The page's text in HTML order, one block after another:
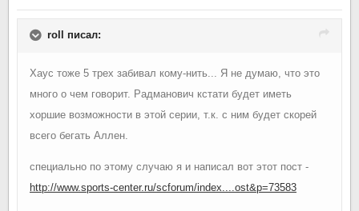
roll писал:
Хаус тоже 5 трех забивал кому-нить... Я не думаю, что это
много о чем говорит. Радманович кстати будет иметь
хоршие возможности в этой серии, т.к. с ним будет скорей
всего бегать Аллен.
специально по этому случаю я и написал вот этот пост -
http://www.sports-center.ru/scforum/index....ost&p=73583